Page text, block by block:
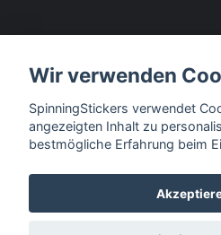
Wir verwenden
SpinningStickers verwendet
angezeigten Inhalt zu
bestmögliche Erfahrung beim